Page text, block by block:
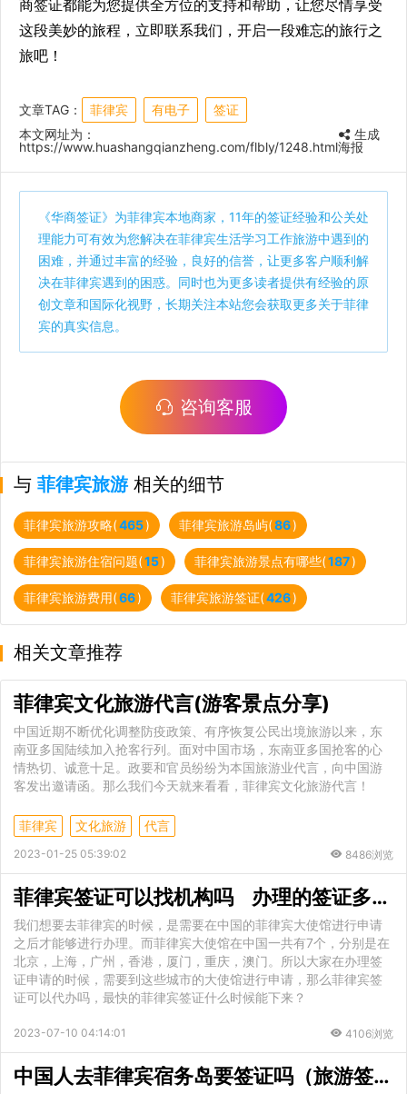
商签证都能为您提供全方位的支持和帮助，让您尽情享受
这段美妙的旅程，立即联系我们，开启一段难忘的旅行之
旅吧！
文章TAG： 菲律宾 有电子
签证
本文网址为：
https://www.huashangqianzheng.com/flbly/1248.html
生成
海报
《华商签证》为菲律宾本地商家，11年的签证经验和公关处
理能力可有效为您解决在菲律宾生活学习工作旅游中遇到的
困难，并通过丰富的经验，良好的信誉，让更多客户顺利解
决在菲律宾遇到的困惑。同时也为更多读者提供有经验的原
创文章和国际化视野，长期关注本站您会获取更多关于菲律
宾的真实信息。
咨询客服
与 菲律宾旅游 相关的细节
菲律宾旅游攻略(465) 菲律宾旅游岛屿(86)
菲律宾旅游住宿问题(15) 菲律宾旅游景点有哪些(187)
菲律宾旅游费用(66) 菲律宾旅游签证(426)
相关文章推荐
菲律宾文化旅游代言(游客景点分享)
中国近期不断优化调整防疫政策、有序恢复公民出境旅游以来，东
南亚多国陆续加入抢客行列。面对中国市场，东南亚多国抢客的心
情热切、诚意十足。政要和官员纷纷为本国旅游业代言，向中国游
客发出邀请函。那么我们今天就来看看，菲律宾文化旅游代言！
菲律宾 文化旅游 代言
2023-01-25 05:39:02 8486浏览
菲律宾签证可以找机构吗 办理的签证多长时间下来
我们想要去菲律宾的时候，是需要在中国的菲律宾大使馆进行申请
之后才能够进行办理。而菲律宾大使馆在中国一共有7个，分别是在
北京，上海，广州，香港，厦门，重庆，澳门。所以大家在办理签
证申请的时候，需要到这些城市的大使馆进行申请，那么菲律宾签
证可以代办吗，最快的菲律宾签证什么时候能下来？
2023-07-10 04:14:01 4106浏览
中国人去菲律宾宿务岛要签证吗（旅游签要什么材料）